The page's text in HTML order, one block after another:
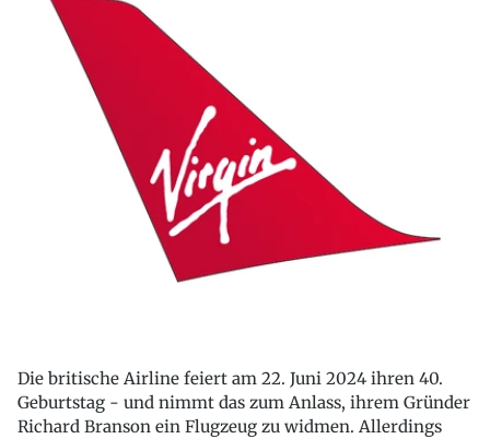
Die britische Airline feiert am 22. Juni 2024 ihren 40.
Geburtstag - und nimmt das zum Anlass, ihrem Gründer
Richard Branson ein Flugzeug zu widmen. Allerdings